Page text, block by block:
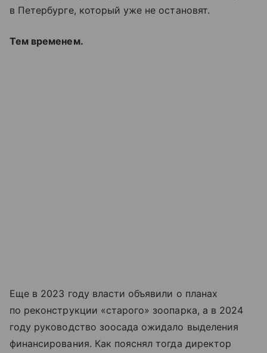
в Петербурге, который уже не остановят.
Тем временем.
Еще в 2023 году власти объявили о планах
по реконструкции «старого» зоопарка, а в 2024
году руководство зоосада ожидало выделения
финансирования. Как пояснял тогда директор